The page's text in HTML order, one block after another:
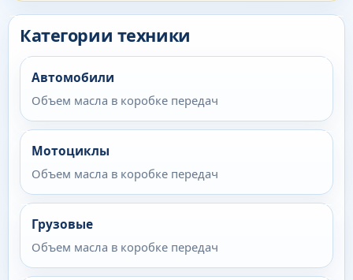
Категории техники
Автомобили
Объем масла в коробке передач
Мотоциклы
Объем масла в коробке передач
Грузовые
Объем масла в коробке передач